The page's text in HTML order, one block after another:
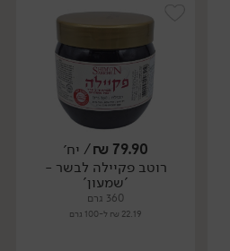
יח׳
79.90
₪/ יח׳
רוטב פקיילה לבשר -
'שמעון'
360 גרם
22.19 ₪ ל-100 גרם